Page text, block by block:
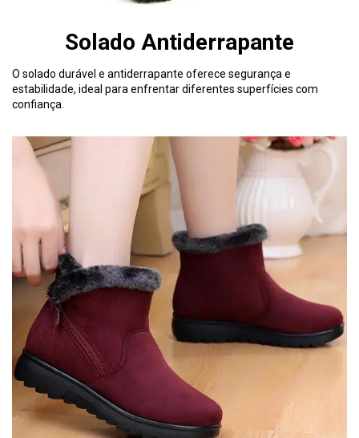
Solado Antiderrapante
O solado durável e antiderrapante oferece segurança e
estabilidade, ideal para enfrentar diferentes superfícies com
confiança.